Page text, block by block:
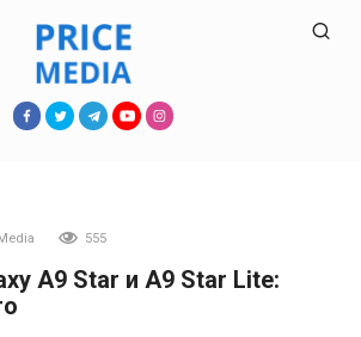
555
A9 Star и A9 Star Lite: